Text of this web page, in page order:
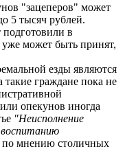
"зацеперов" может
5 тысяч рублей.
в
может быть принят,
езды являются
такие граждане пока не
опекунов иногда
"Неисполнение
по мнению столичных